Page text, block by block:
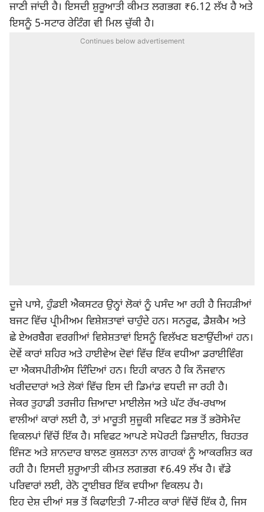
ਜਾਣੀ ਜਾਂਦੀ ਹੈ। ਇਸਦੀ ਸ਼ੁਰੂਆਤੀ ਕੀਮਤ ਲਗਭਗ ₹6.12 ਲੱਖ ਹੈ ਅਤੇ
ਇਸਨੂੰ 5-ਸਟਾਰ ਰੇਟਿੰਗ ਵੀ ਮਿਲ ਚੁੱਕੀ ਹੈ।
Continues below advertisement
ਦੂਜੇ ਪਾਸੇ, ਹੁੰਡਈ ਐਕਸਟਰ ਉਨ੍ਹਾਂ ਲੋਕਾਂ ਨੂੰ ਪਸੰਦ ਆ ਰਹੀ ਹੈ ਜਿਹੜੀਆਂ
ਬਜਟਵਿੱਚ ਪ੍ਰੀਮੀਅਮ ਵਿਸ਼ੇਸ਼ਤਾਵਾਂ ਚਾਹੁੰਦੇ ਹਨ। ਸਨਰੂਫ, ਡੈਸ਼ਕੈਮ ਅਤੇ
ਛੇ ਏਅਰਬੈਗ ਵਰਗੀਆਂ ਵਿਸ਼ੇਸ਼ਤਾਵਾਂ ਇਸਨੂੰ ਵਿਲੱਖਣ ਬਣਾਉਂਦੀਆਂ ਹਨ।
ਦੋਵੇਂ ਕਾਰਾਂ ਸ਼ਹਿਰ ਅਤੇ ਹਾਈਵੇਅ ਦੋਵਾਂ ਵਿੱਚ ਇੱਕ ਵਧੀਆ ਡਰਾਈਵਿੰਗ
ਦਾ ਐਕਸਪੀਰੀਅੰਸ ਦਿੰਦਿਆਂ ਹਨ। ਇਹੀ ਕਾਰਨ ਹੈ ਕਿ ਨੌਜਵਾਨ
ਖਰੀਦਦਾਰਾਂ ਅਤੇ ਲੋਕਾਂ ਵਿੱਚ ਇਸ ਦੀ ਡਿਮਾਂਡ ਵਧਦੀ ਜਾ ਰਹੀ ਹੈ।
ਜੇਕਰ ਤੁਹਾਡੀ ਤਰਜੀਹ ਜ਼ਿਆਦਾ ਮਾਈਲੇਜ ਅਤੇ ਘੱਟ ਰੱਖ-ਰਖਾਅ
ਵਾਲੀਆਂ ਕਾਰਾਂ ਲਈ ਹੈ, ਤਾਂ ਮਾਰੂਤੀ ਸੁਜ਼ੂਕੀ ਸਵਿਫਟ ਸਭ ਤੋਂ ਭਰੋਸੇਮੰਦ
ਵਿਕਲਪਾਂ ਵਿੱਚੋਂ ਇੱਕ ਹੈ। ਸਵਿਫਟ ਆਪਣੇ ਸਪੋਰਟੀ ਡਿਜ਼ਾਈਨ, ਬਿਹਤਰ
ਇੰਜਣ ਅਤੇ ਸ਼ਾਨਦਾਰ ਬਾਲਣ ਕੁਸ਼ਲਤਾ ਨਾਲ ਗਾਹਕਾਂ ਨੂੰ ਆਕਰਸ਼ਿਤ ਕਰ
ਰਹੀ ਹੈ। ਇਸਦੀ ਸ਼ੁਰੂਆਤੀ ਕੀਮਤ ਲਗਭਗ ₹6.49 ਲੱਖ ਹੈ। ਵੱਡੇ
ਪਰਿਵਾਰਾਂ ਲਈ, ਰੇਨੋ ਟ੍ਰਾਈਬਰ ਇੱਕ ਵਧੀਆ ਵਿਕਲਪ ਹੈ।
ਇਹ ਦੇਸ਼ ਦੀਆਂ ਸਭ ਤੋਂ ਕਿਫਾਇਤੀ 7-ਸੀਟਰ ਕਾਰਾਂ ਵਿੱਚੋਂ ਇੱਕ ਹੈ, ਜਿਸ